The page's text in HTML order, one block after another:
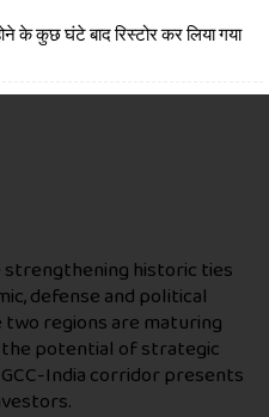
के कुछ घंटे बाद रिस्टोर कर लिया गया
strengthening historic ties
defense and political
regions are maturing
the potential of strategic
India corridor presents